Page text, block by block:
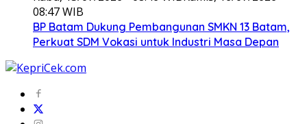
08:47 WIB
BP Batam Dukung Pembangunan SMKN 13 Batam,
Perkuat SDM Vokasi untuk Industri Masa Depan